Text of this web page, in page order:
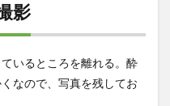
影
いるところを離れる。酔
なので、写真を残してお